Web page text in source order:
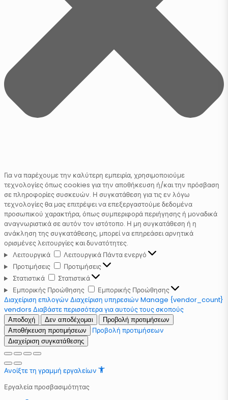
Για να παρέχουμε την καλύτερη εμπειρία, χρησιμοποιούμε
τεχνολογίες όπως cookies για την αποθήκευση ή/και την πρόσβαση
σε πληροφορίες συσκευών. Η συγκατάθεση για τις εν λόγω
τεχνολογίες θα μας επιτρέψει να επεξεργαστούμε δεδομένα
προσωπικού χαρακτήρα, όπως συμπεριφορά περιήγησης ή μοναδικά
αναγνωριστικά σε αυτόν τον ιστότοπο. Η μη συγκατάθεση ή η
ανάκληση της συγκατάθεσης, μπορεί να επηρεάσει αρνητικά
ορισμένες λειτουργίες και δυνατότητες.
Λειτουργικά
Λειτουργικά Πάντα ενεργό
Προτιμήσεις
Προτιμήσεις
Στατιστικά
Στατιστικά
Εμπορικής Προώθησης
Εμπορικής Προώθησης
Διαχείριση επιλογών Διαχείριση υπηρεσιών Manage {vendor_count}
vendors Διαβάστε περισσότερα για αυτούς τους σκοπούς
Αποδοχή Δεν αποδέχομαι
Προβολή προτιμήσεων
Αποθήκευση προτιμήσεων
Προβολή προτιμήσεων
Διαχείριση συγκατάθεσης
Ανοίξτε τη γραμμή εργαλείων
Εργαλεία προσβασιμότητας